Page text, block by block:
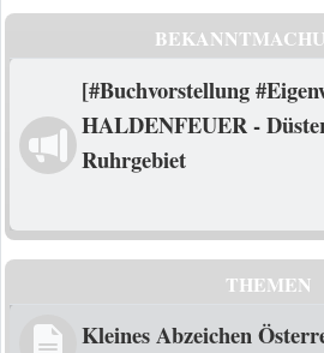
[#Buchvorstellung
HALDENFEUER -
Ruhrgebiet
THEMEN
Kleines Abzeichen